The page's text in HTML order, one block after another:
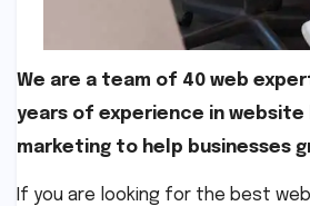
We are a team of 40 web
years of experience in website
marketing to help businesses
If you are looking for the best